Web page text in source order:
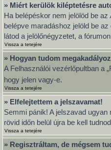
» Miért kerülök kiléptetésre
Ha belépéskor nem jelölöd be az
belépve maradáshoz jelöld be
látod a jelölőnégyzetet, a
Vissza a tetejére
» Hogyan tudom
A Felhasználói vezérlőpultban a
hogy jelen vagy-e.
Vissza a tetejére
» Elfelejtettem a jelszavamat!
Semmi pánik! A jelszavad
rövid időn belül újra be kell
Vissza a tetejére
» Regisztráltam, de mégsem